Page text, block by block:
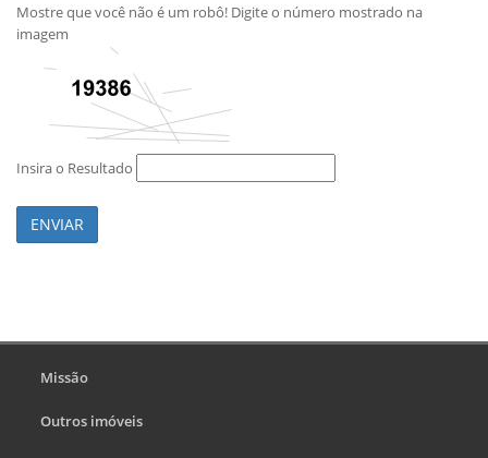
Mostre que você não é um robô! Digite o número mostrado na
imagem
Insira o Resultado
ENVIAR
Missão
Outros imóveis